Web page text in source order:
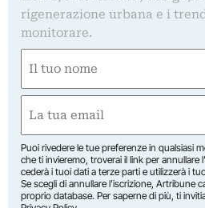
rigenerazione urbana e i
monitorare.
(Obbligatorio)
Nome
(Obbligatorio)
Puoi rivedere le tue preferenze in qualsiasi
che ti invieremo, troverai il link per annullare
cederà i tuoi dati a terze parti e utilizzerà i
Se scegli di annullare l’iscrizione, Artribune
proprio database. Per saperne di più, ti